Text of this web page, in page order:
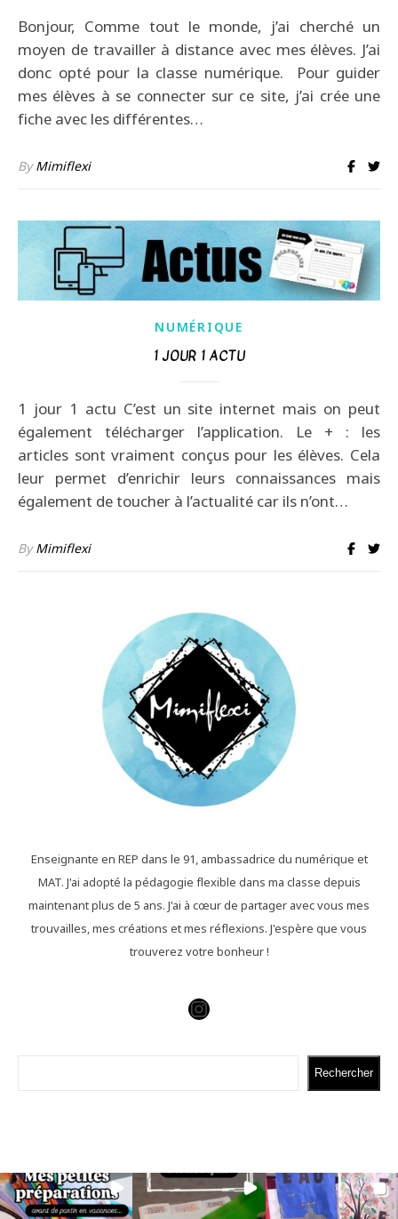
Bonjour, Comme tout le monde, j’ai cherché un
moyen de travailler à distance avec mes élèves. J’ai
donc opté pour la classe numérique. Pour guider
mes élèves à se connecter sur ce site, j’ai crée une
fiche avec les différentes…
ByMimiflexi
NUMÉRIQUE
1 JOUR 1 ACTU
1 jour 1 actu C’est un site internet mais on peut
également télécharger l’application. Le + : les
articles sont vraiment conçus pour les élèves. Cela
leur permet d’enrichir leurs connaissances mais
également de toucher à l’actualité car ils n’ont…
ByMimiflexi
Enseignante en REP dans le 91, ambassadrice du numérique et
MAT. J'ai adopté la pédagogie flexible dans ma classe depuis
maintenant plus de 5 ans. J'ai à cœur de partager avec vous mes
trouvailles, mes créations et mes réflexions. J'espère que vous
trouverez votre bonheur !
Instagram
Rechercher